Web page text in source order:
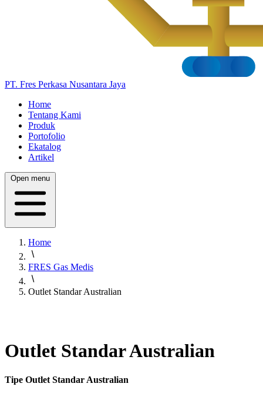
PT. Fres Perkasa Nusantara Jaya
Home
Tentang Kami
Produk
Portofolio
Ekatalog
Artikel
Open menu
Home
FRES Gas Medis
Outlet Standar Australian
Outlet Standar Australian
Tipe Outlet Standar Australian